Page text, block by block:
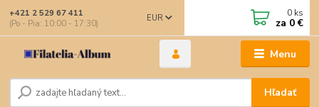
Menu
EUR
Hľadať
+421 2 529 67 411
(Po - Pia: 10:00 - 17:30)
0 ks
za 0 €